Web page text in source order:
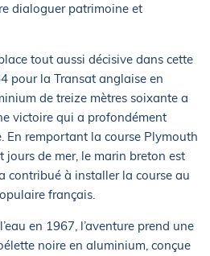
dialoguer patrimoine et
tout aussi décisive dans cette
pour la Transat anglaise en
de treize mètres soixante a
victoire qui a profondément
En remportant la course Plymouth
de mer, le marin breton est
contribué à installer la course au
français.
en 1967, l’aventure prend une
noire en aluminium, conçue